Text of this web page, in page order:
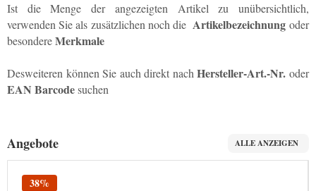
Ist die Menge der angezeigten Artikel zu unübersichtlich,
verwenden Sie als zusätzlichen noch die Artikelbezeichnung oder
besondereMerkmale
Desweiteren können Sie auch direkt nach Hersteller-Art.-Nr. oder
EAN Barcodesuchen
Angebote ALLE ANZEIGEN
38%